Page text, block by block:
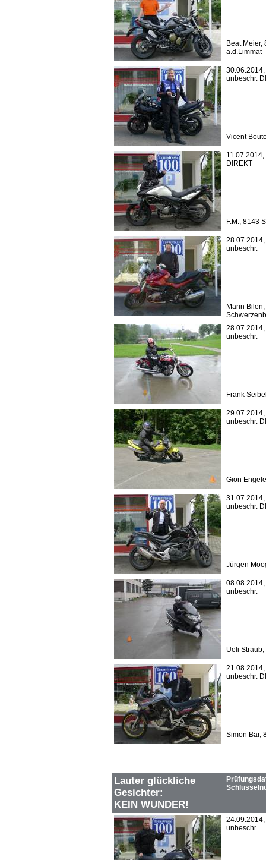
Beat Meier,
a.d.Limmat
30.06.2014,
unbeschr.
Vicent
11.07.2014,
DIREKT
F.M., 8143
28.07.2014,
unbeschr.
Marin
28.07.2014,
unbeschr.
Frank
29.07.2014,
unbeschr.
Gion
31.07.2014,
unbeschr.
Jürgen
08.08.2014,
unbeschr.
Ueli
21.08.2014,
unbeschr.
Simon Bär,
Lauter glückliche
Gesichter:
KEIN WUNDER!
24.09.2014,
unbeschr.